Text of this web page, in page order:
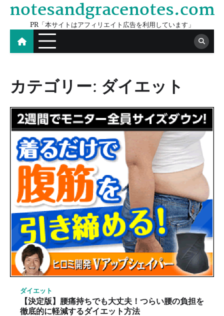
Skip
content
notesandgracenotes.com
PR「本サイトはアフィリエイト広告を利用しています」
カテゴリー: ダイエット
ダイエット
【決定版】腰痛持ちでも大丈夫！つらい腰の負担を
徹底的に軽減するダイエット方法